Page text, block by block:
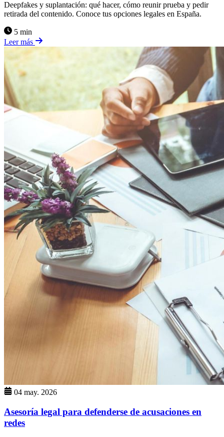
Deepfakes y suplantación: qué hacer, cómo reunir prueba y pedir
retirada del contenido. Conoce tus opciones legales en España.
5 min
Leer más
04 may. 2026
Asesoría legal para defenderse de acusaciones en
redes